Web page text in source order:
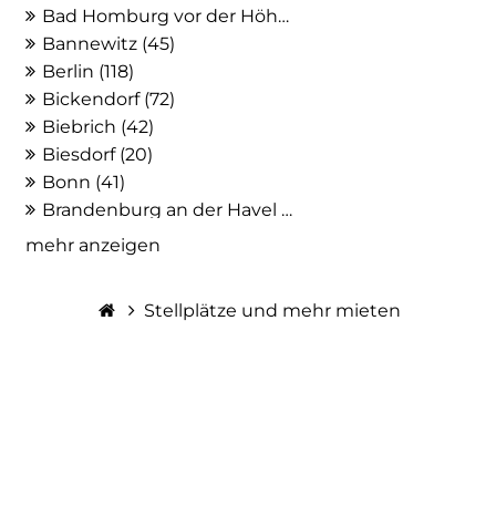
Bad Homburg vor der Höhe (20)
Bannewitz (45)
Berlin (118)
Bickendorf (72)
Biebrich (42)
Biesdorf (20)
Bonn (41)
Brandenburg an der Havel (20)
Braunschweig (21)
Chemnitz (31)
mehr anzeigen
Stellplätze und mehr mieten